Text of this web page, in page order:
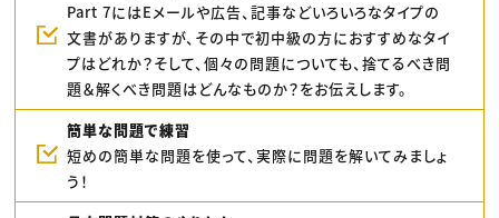
Part 7にはEメールや広告、記事などいろいろなタイプの
文書がありますが、その中で初中級の方におすすめなタイ
プはどれか？そして、個々の問題についても、捨てるべき問
題＆解くべき問題はどんなものか？をお伝えします。
簡単な問題で練習
短めの簡単な問題を使って、実際に問題を解いてみましょ
う！